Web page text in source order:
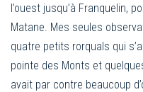
l’ouest jusqu’à Franquelin,
Matane. Mes seules
quatre petits rorquals qui
pointe des Monts et
avait par contre beaucoup